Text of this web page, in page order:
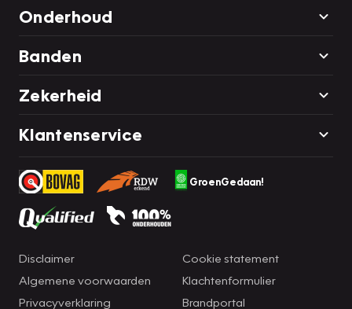
Onderhoud
Banden
Zekerheid
Klantenservice
GroenGedaan!
Disclaimer
Algemene voorwaarden
Privacyverklaring
Cookie statement
Klachtenformulier
Brandportal